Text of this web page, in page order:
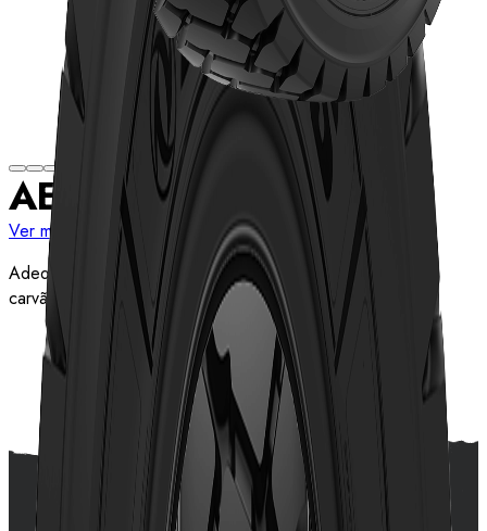
AE49
Ver mais medidas
Adequado para várias condições de estrada em minas de
carvão e pátios de areia.
Ver detalhes